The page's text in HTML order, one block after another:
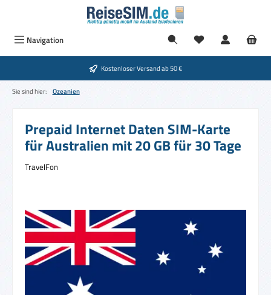
Zum Hauptinhalt springen
Navigation Du hast 0
Kostenloser Versand ab 50 €
Sie sind hier: Ozeanien
Prepaid Internet Daten SIM-Karte
für Australien mit 20 GB für 30 Tage
TravelFon